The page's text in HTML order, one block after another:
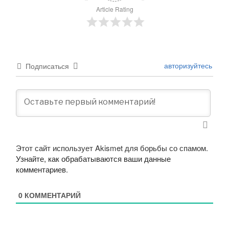
Article Rating
Подписаться авторизуйтесь
Этот сайт использует Akismet для борьбы со спамом.
Узнайте, как обрабатываются ваши данные
комментариев.
0 КОММЕНТАРИЙ